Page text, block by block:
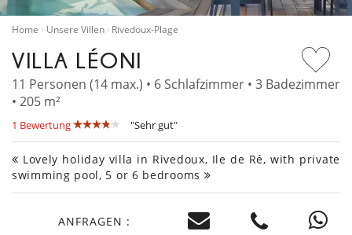
Home Unsere Villen Rivedoux-Plage
VILLA LÉONI
11 Personen (14 max.) • 6 Schlafzimmer • 3 Badezimmer
• 205 m²
1 Bewertung "Sehr gut"
Lovely holiday villa in Rivedoux, Ile de Ré, with private
swimming pool, 5 or 6 bedrooms
ANFRAGEN :